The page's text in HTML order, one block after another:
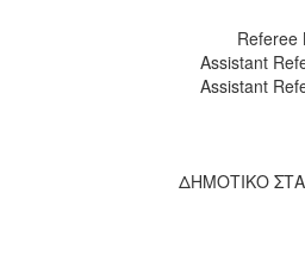
Referee
Assistant
Assistant
ΔΗΜΟΤΙΚΟ